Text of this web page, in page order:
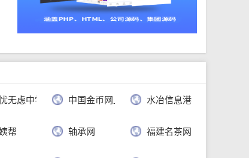
无虑中学语文网中国金币网上商城官网水冶信息港
帮 轴承网 福建名茶网